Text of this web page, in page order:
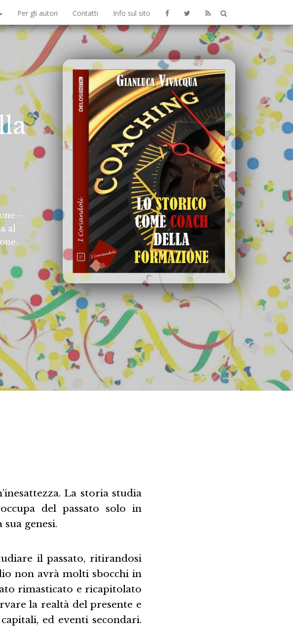
Per gli autori Contatti Info sul sito
–
al
La storia studia
del passato solo in
genesi.
il passato, ritirandosi
non avrà molti sbocchi in
rimasticato e ricapitolato
la realtà del presente e
ed eventi secondari.